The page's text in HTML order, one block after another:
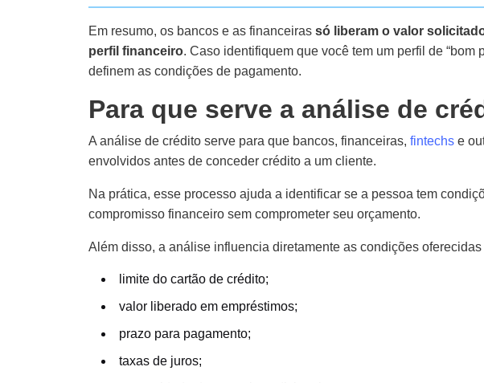
Em resumo, os bancos e as financeiras só liberam o valor
perfil financeiro. Caso identifiquem que você tem um perfil de “bom
definem as condições de pagamento.
Para que serve a análise de
A análise de crédito serve para que bancos, financeiras, fintechs e
envolvidos antes de conceder crédito a um cliente.
Na prática, esse processo ajuda a identificar se a pessoa tem
compromisso financeiro sem comprometer seu orçamento.
Além disso, a análise influencia diretamente as condições
limite do cartão de crédito;
valor liberado em empréstimos;
prazo para pagamento;
taxas de juros;